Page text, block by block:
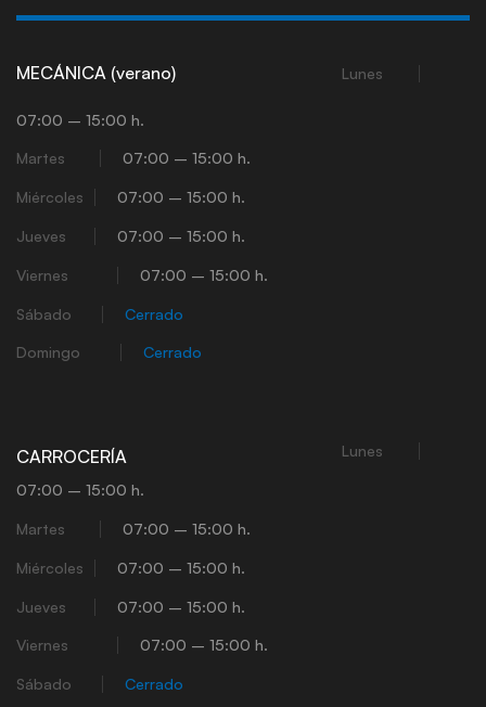
MECÁNICA (verano) Lunes
07:00 – 15:00 h.
Martes 07:00 – 15:00 h.
Miércoles 07:00 – 15:00 h.
Jueves 07:00 – 15:00 h.
Viernes 07:00 – 15:00 h.
Sábado Cerrado
Domingo Cerrado
CARROCERÍA Lunes
07:00 – 15:00 h.
Martes 07:00 – 15:00 h.
Miércoles 07:00 – 15:00 h.
Jueves 07:00 – 15:00 h.
Viernes 07:00 – 15:00 h.
Sábado Cerrado